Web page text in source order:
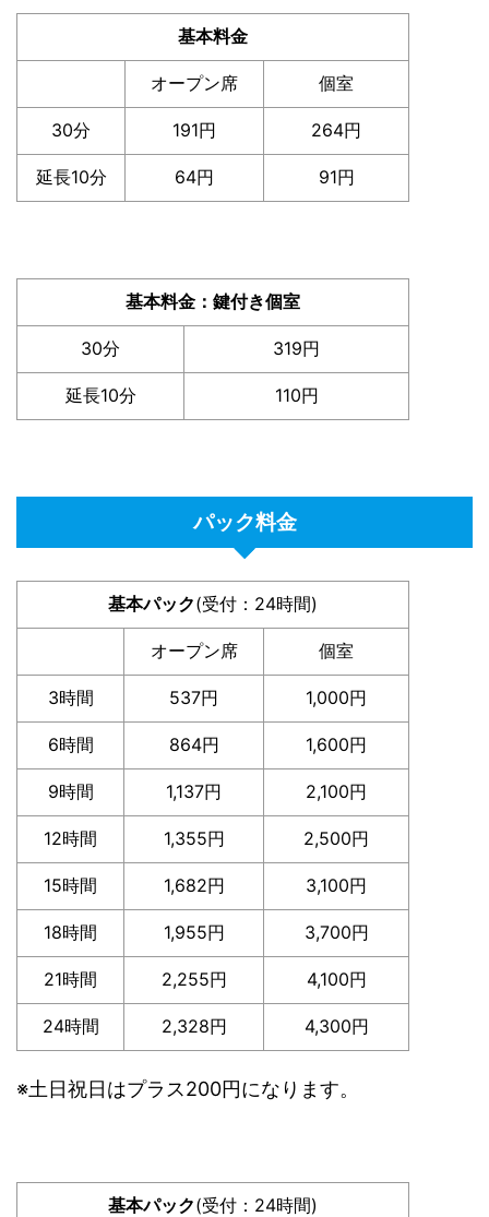
基本料金
オープン席 個室
30分 191円 264円
延長10分 64円 91円
基本料金：鍵付き個室
30分 319円
延長10分 110円
パック料金
基本パック(受付：24時間)
オープン席 個室
3時間 537円 1,000円
6時間 864円 1,600円
9時間 1,137円 2,100円
12時間 1,355円 2,500円
15時間 1,682円 3,100円
18時間 1,955円 3,700円
21時間 2,255円 4,100円
24時間 2,328円 4,300円
※土日祝日はプラス200円になります。
基本パック(受付：24時間)